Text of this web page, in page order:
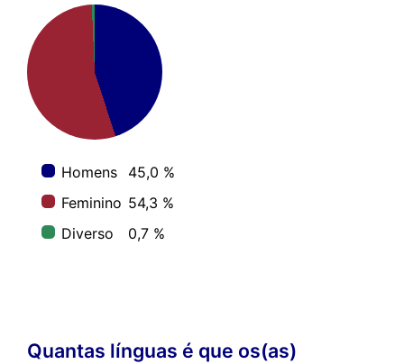
Homens
45,0 %
Feminino 54,3 %
Diverso
0,7 %
Quantas línguas é que os(as)